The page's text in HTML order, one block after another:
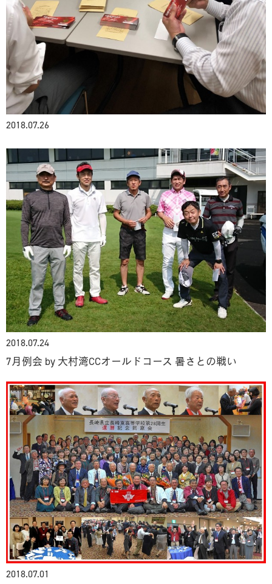
2018.07.26
2018.07.24
7月例会 by 大村湾CCオールドコース 暑さとの戦い
2018.07.01